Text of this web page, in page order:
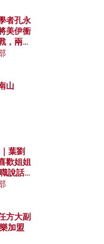
者孔永
美伊衝
，兩者
中國崛
山
葉劉
歡姐姐
說話
方大副
加盟